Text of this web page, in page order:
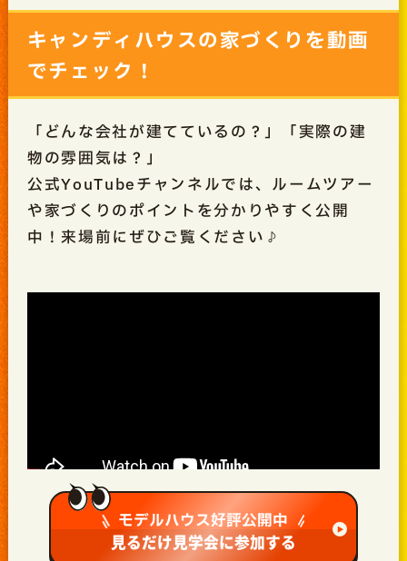
キャンディハウスの家づくりを動画
でチェック！
「どんな会社が建てているの？」「実際の建
物の雰囲気は？」
公式YouTubeチャンネルでは、ルームツアー
や家づくりのポイントを分かりやすく公開
中！来場前にぜひご覧ください♪
モデルハウス好評公開中
見るだけ見学会に参加する